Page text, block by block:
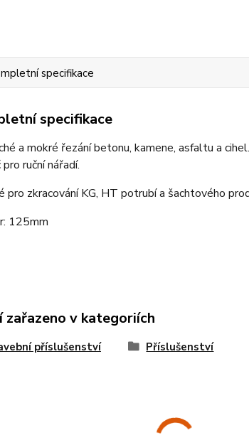
specifikace
specifikace
a mokré řezání betonu, kamene, asfaltu a
ruční nářadí.
pro zkracování KG, HT potrubí a šachtového
125mm
zařazeno v kategoriích
příslušenství Příslušenství